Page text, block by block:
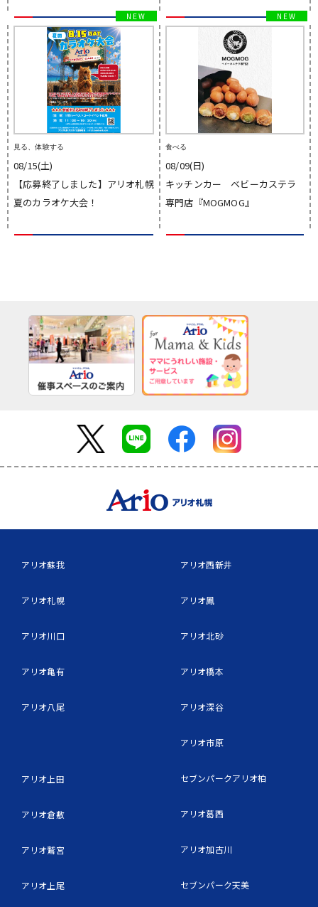
見る、体験する
08/15(土)
【応募終了しました】アリオ札幌
夏のカラオケ大会！
食べる
08/09(日)
キッチンカー ベビーカステラ
専門店『MOGMOG』
アリオ蘇我
アリオ札幌
アリオ川口
アリオ亀有
アリオ八尾
アリオ上田
アリオ倉敷
アリオ鷲宮
アリオ上尾
アリオ西新井
アリオ鳳
アリオ北砂
アリオ橋本
アリオ深谷
アリオ市原
セブンパークアリオ柏
アリオ葛西
アリオ加古川
セブンパーク天美